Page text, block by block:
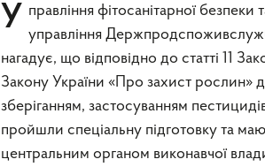
Управління фітосанітарної безпеки та фітосанітарних заходів на кордоні Головного управління
нагадує, що відповідно до статті 11
Закону України «Про захист рослин»
зберіганням, застосуванням
пройшли спеціальну підготовку та
центральним органом виконавчої